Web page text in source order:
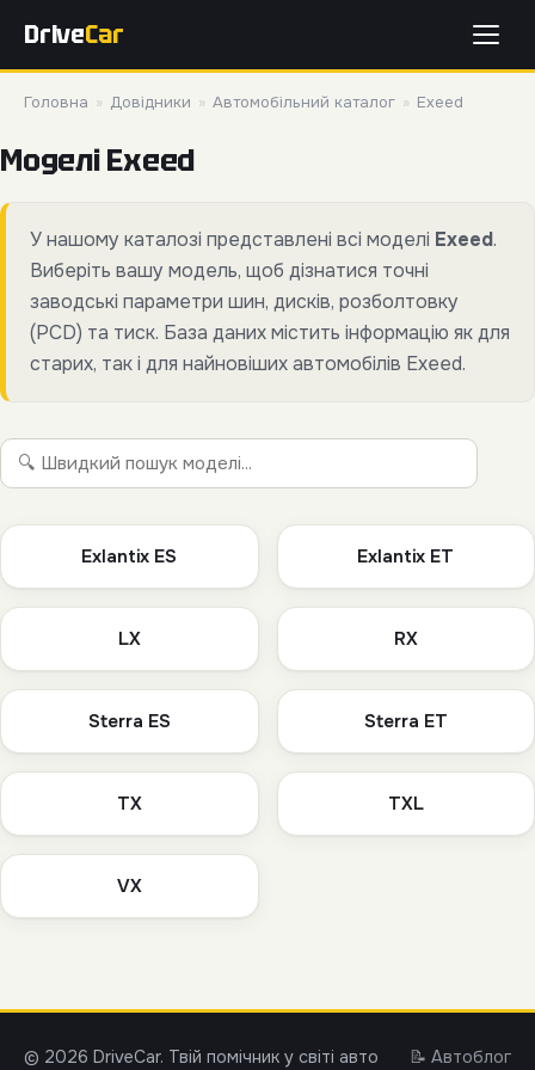
DriveCar
Головна » Довідники » Автомобільний каталог » Exeed
Моделі Exeed
У нашому каталозі представлені всі моделі Exeed.
Виберіть вашу модель, щоб дізнатися точні
заводські параметри шин, дисків, розболтовку
(PCD) та тиск. База даних містить інформацію як для
старих, так і для найновіших автомобілів Exeed.
Exlantix ES Exlantix ET
LX RX
Sterra ES Sterra ET
TX TXL
VX
© 2026 DriveCar. Твій помічник у світі авто 📝 Автоблог